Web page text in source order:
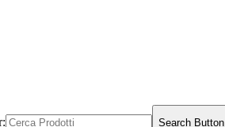
Search Button